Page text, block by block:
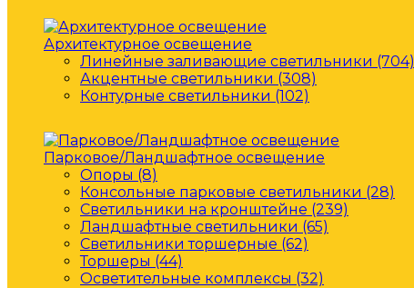
Архитектурное освещение
Линейные заливающие светильники (704)
Акцентные светильники (308)
Контурные светильники (102)
Парковое/Ландшафтное освещение
Опоры (8)
Консольные парковые светильники (28)
Светильники на кронштейне (239)
Ландшафтные светильники (65)
Светильники торшерные (62)
Торшеры (44)
Осветительные комплексы (32)